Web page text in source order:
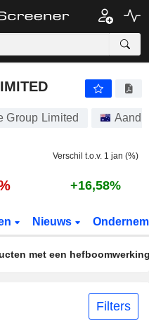
Group Limited
Verschil t.o.v. 1 jan (%)
+16,58%
Nieuws
met een
Filters